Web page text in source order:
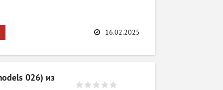
16.02.2025
026) из